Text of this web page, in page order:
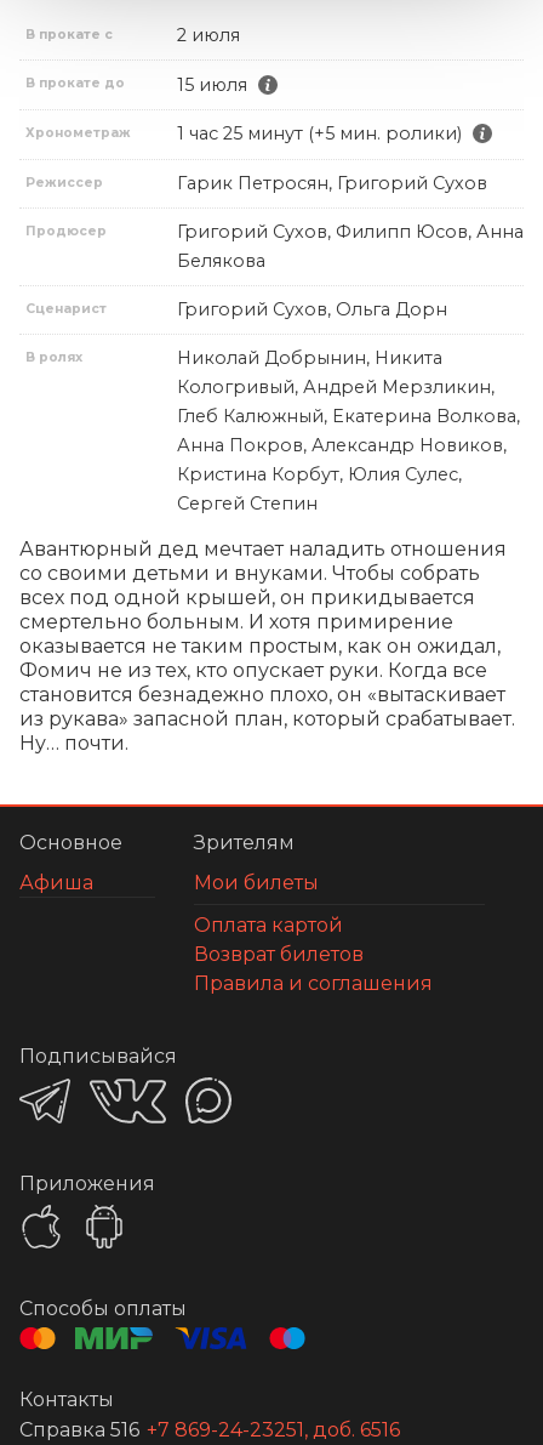
В прокате с 2 июля
В прокате до 15 июля
Хронометраж 1 час 25 минут (+5 мин. ролики)
Режиссер Гарик Петросян, Григорий Сухов
Продюсер
Григорий Сухов, Филипп Юсов, Анна
Белякова
Сценарист Григорий Сухов, Ольга Дорн
В ролях
Николай Добрынин, Никита
Кологривый, Андрей Мерзликин,
Глеб Калюжный, Екатерина Волкова,
Анна Покров, Александр Новиков,
Кристина Корбут, Юлия Сулес,
Сергей Степин
Авантюрный дед мечтает наладить отношения
со своими детьми и внуками. Чтобы собрать
всех под одной крышей, он прикидывается
смертельно больным. И хотя примирение
оказывается не таким простым, как он ожидал,
Фомич не из тех, кто опускает руки. Когда все
становится безнадежно плохо, он «вытаскивает
из рукава» запасной план, который срабатывает.
Ну… почти.
Основное
Афиша
Зрителям
Мои билеты
Оплата картой
Возврат билетов
Правила и соглашения
Подписывайся
Приложения
Способы оплаты
Контакты
Справка 516 +7 869-24-23251, доб. 6516